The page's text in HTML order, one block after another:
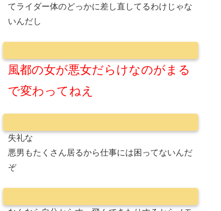
てライダー体のどっかに差し直してるわけじゃな
いんだし
風都の女が悪女だらけなのがまる
で変わってねえ
失礼な
悪男もたくさん居るから仕事には困ってないんだ
ぞ